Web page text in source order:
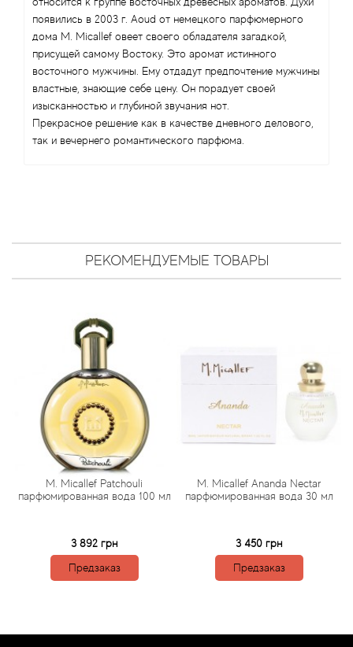
появились в 2003 г. Aoud от немецкого парфюмерного
дома M. Micallef овеет своего обладателя загадкой,
присущей самому Востоку. Это аромат истинного
восточного мужчины. Ему отдадут предпочтение мужчины
властные, знающие себе цену. Он порадует своей
изысканностью и глубиной звучания нот.
Прекрасное решение как в качестве дневного делового,
так и вечернего романтического парфюма.
РЕКОМЕНДУЕМЫЕ ТОВАРЫ
M. Micallef Patchouli
парфюмированная вода 100 мл
3 892 грн
Предзаказ
M. Micallef Ananda Nectar
парфюмированная вода 30 мл
3 450 грн
Предзаказ
Arabesque Perfumes
Arabiyat
Aramis
Ariana Grande
ArteOlfatto
Asgharali
Atelier Cologne
Atelier Des Ors
Atelier Flou
Athena's